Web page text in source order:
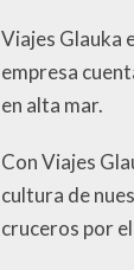
Viajes Glauka
empresa
en alta mar.
Con Viajes
cultura de
cruceros por